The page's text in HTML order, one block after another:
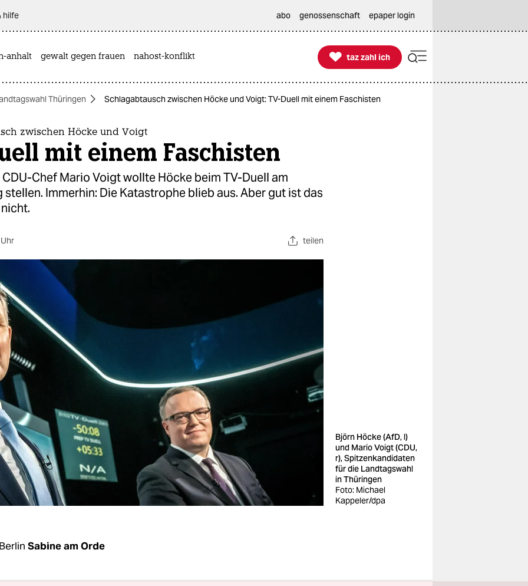
hilfe abo genossenschaft epaper login
anhalt gewalt gegen frauen nahost-konflikt 
taz zahl ich
taz zahl ich
Thüringen Schlagabtausch zwischen Höcke und Voigt: TV-Duell mit einem Faschisten
zwischen Höcke und Voigt
mit einem Faschisten
Chef Mario Voigt wollte Höcke beim TV-Duell am
stellen. Immerhin: Die Katastrophe blieb aus. Aber gut ist das
teilen
Björn Höcke (AfD, l)
und Mario Voigt (CDU,
r), Spitzenkandidaten
für die Landtagswahl
in Thüringen
Foto: Michael
Kappeler/dpa
Sabine am Orde